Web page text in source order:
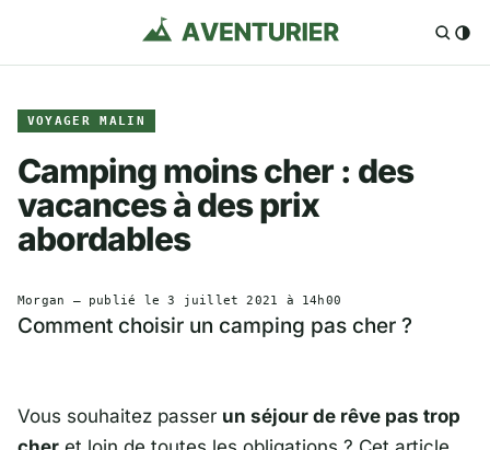
VOYAGER MALIN
Camping moins cher : des
vacances à des prix
abordables
Morgan — publié le3 juillet 2021 à 14h00
Comment choisir un camping pas cher ?
Vous souhaitez passer un séjour de rêve pas trop